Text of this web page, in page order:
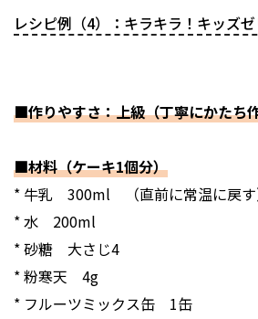
レシピ例（4）：キラキラ！キッズ
■作りやすさ：上級（丁寧にかたち
■材料（ケーキ1個分）
* 牛乳 300ml （直前に常温に戻す
* 水 200ml
* 砂糖 大さじ4
* 粉寒天 4g
* フルーツミックス缶 1缶